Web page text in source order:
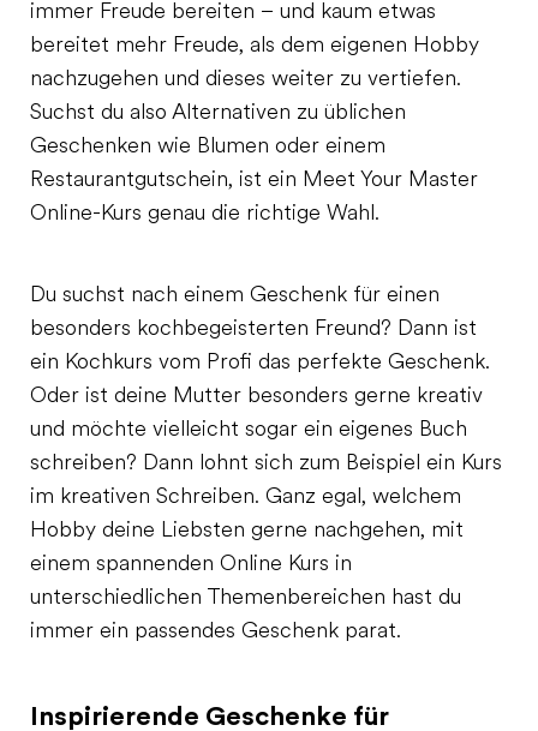
immer Freude bereiten – und kaum etwas
bereitet mehr Freude, als dem eigenen Hobby
nachzugehen und dieses weiter zu vertiefen.
Suchst du also Alternativen zu üblichen
Geschenken wie Blumen oder einem
Restaurantgutschein, ist ein Meet Your Master
Online-Kurs genau die richtige Wahl.
Du suchst nach einem Geschenk für einen
besonders kochbegeisterten Freund? Dann ist
ein Kochkurs vom Profi das perfekte Geschenk.
Oder ist deine Mutter besonders gerne kreativ
und möchte vielleicht sogar ein eigenes Buch
schreiben? Dann lohnt sich zum Beispiel ein Kurs
im kreativen Schreiben. Ganz egal, welchem
Hobby deine Liebsten gerne nachgehen, mit
einem spannenden Online Kurs in
unterschiedlichen Themenbereichen hast du
immer ein passendes Geschenk parat.
Inspirierende Geschenke für